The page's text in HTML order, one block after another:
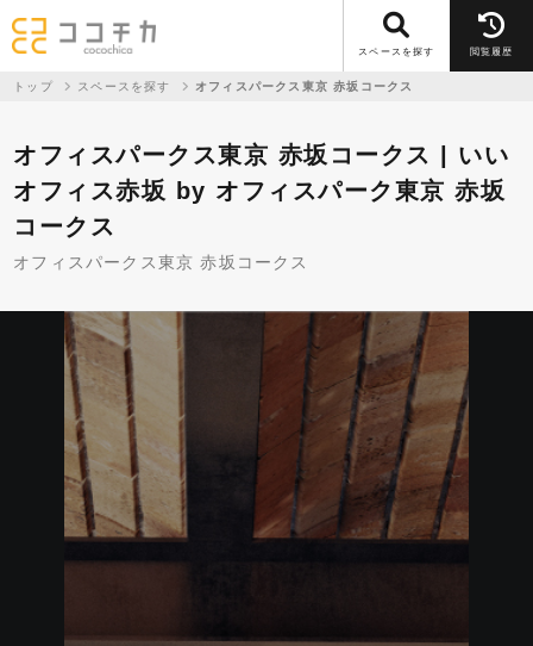
スペースを探す 閲覧履歴
トップ スペースを探す オフィスパークス東京 赤坂コークス
オフィスパークス東京 赤坂コークス | いい
オフィス赤坂 by オフィスパーク東京 赤坂
コークス
オフィスパークス東京 赤坂コークス